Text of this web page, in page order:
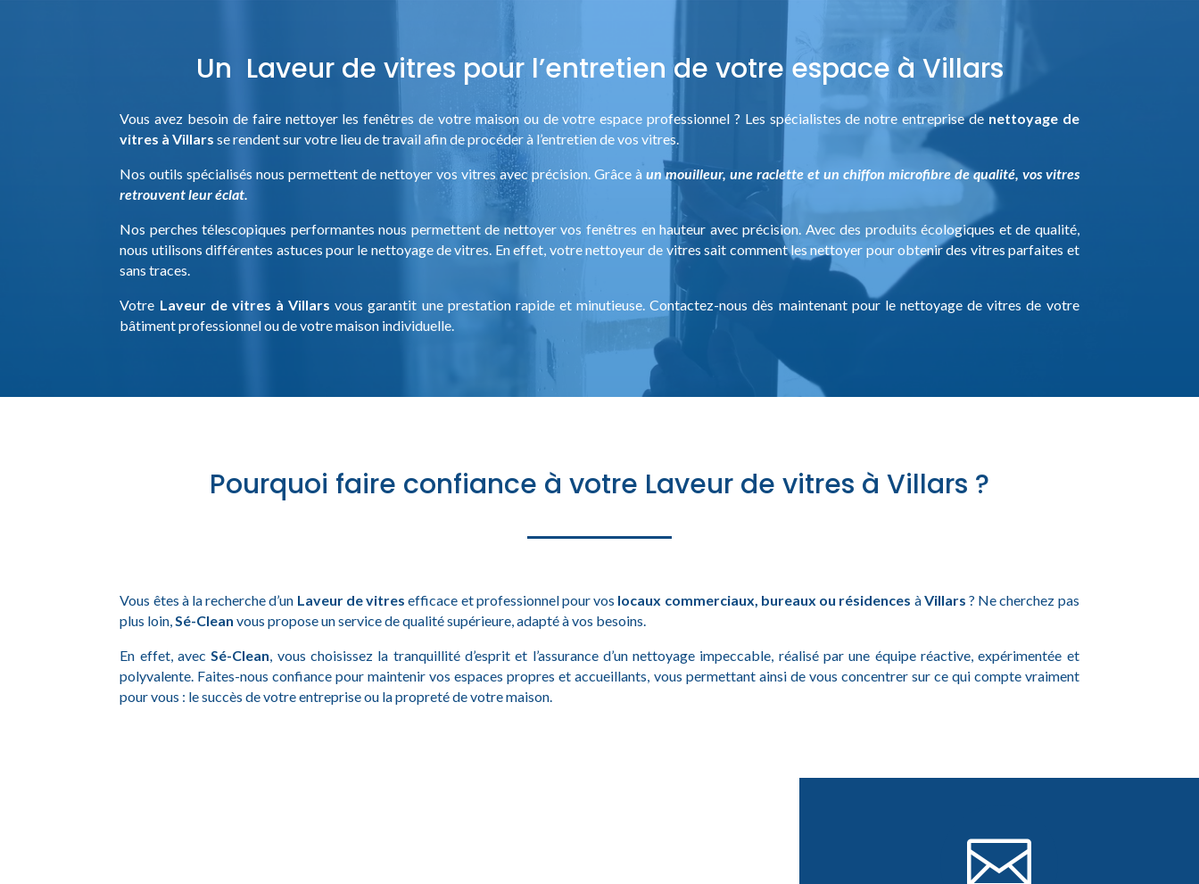
Un Laveur de vitres pour l’entretien de votre espace à Villars
Vous avez besoin de faire nettoyer les fenêtres de votre maison ou de votre espace professionnel ? Les spécialistes de notre entreprise de nettoyage de
vitres à Villars se rendent sur votre lieu de travail afin de procéder à l’entretien de vos vitres.
Nos outils spécialisés nous permettent de nettoyer vos vitres avec précision. Grâce à un mouilleur, une raclette et un chiffon microfibre de qualité, vos vitres
retrouvent leur éclat.
Nos perches télescopiques performantes nous permettent de nettoyer vos fenêtres en hauteur avec précision. Avec des produits écologiques et de qualité,
nous utilisons différentes astuces pour le nettoyage de vitres. En effet, votre nettoyeur de vitres sait comment les nettoyer pour obtenir des vitres parfaites et
sans traces.
Votre Laveur de vitres à Villars vous garantit une prestation rapide et minutieuse. Contactez-nous dès maintenant pour le nettoyage de vitres de votre
bâtiment professionnel ou de votre maison individuelle.
Pourquoi faire confiance à votre Laveur de vitres à Villars ?
Vous êtes à la recherche d’un Laveur de vitres efficace et professionnel pour vos locaux commerciaux, bureaux ou résidences àVillars ? Ne cherchez pas
plus loin, Sé-Clean vous propose un service de qualité supérieure, adapté à vos besoins.
En effet, avec Sé-Clean , vous choisissez la tranquillité d’esprit et l’assurance d’un nettoyage impeccable, réalisé par une équipe réactive, expérimentée et
polyvalente. Faites-nous confiance pour maintenir vos espaces propres et accueillants, vous permettant ainsi de vous concentrer sur ce qui compte vraiment
pour vous : le succès de votre entreprise ou la propreté de votre maison.
